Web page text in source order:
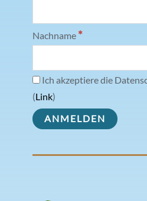
Nachname *
Ich akzeptiere die
(Link)